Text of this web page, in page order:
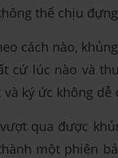
thể chịu
cách nào,
cứ lúc nào và
ký ức không dễ
qua được
một phiên